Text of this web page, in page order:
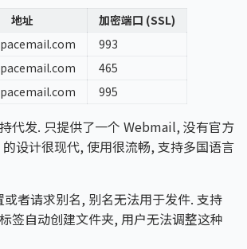
地址
加密端口 (SSL)
993
465
995
代发. 只提供了一个 Webmail, 没有官方
设计很现代, 使用很流畅, 支持多国语言
者请求别名, 别名无法用于发件. 支持
签自动创建文件夹, 用户无法调整这种